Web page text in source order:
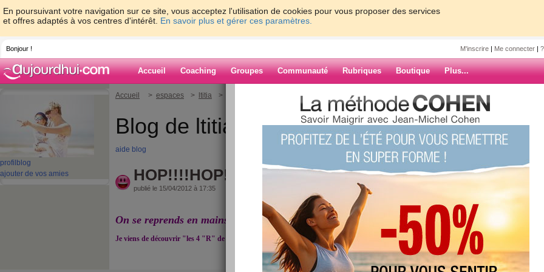
En poursuivant votre navigation sur ce site, vous acceptez l'utilisation de cookies pour vous proposer des services
et offres adaptés à vos centres d'intérêt. En savoir plus et gérer ces paramètres.
Bonjour ! M'inscrire | Me connecter |
Accueil Coaching Groupes Communauté Rubriques Boutique Plus...
profil blog
ajouter de vos amies
Accueil > espaces > ltitia > HOP!!!!HOP!!!HOP!!!!
Blog de ltitia
aide blog
HOP!!!!HOP!!!HOP!!!!
publié le 15/04/2012 à 17:35
On se reprends en mains!!!
Je viens de découvrir "les 4 "R" de chez Weight Watcher"
ARCHIVES